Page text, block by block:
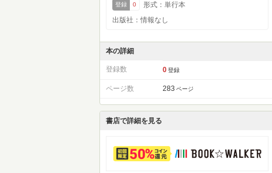
登録 0
形式：単行本
出版社：情報なし
本の詳細
登録数 0 登録
ページ数 283 ページ
書店で詳細を見る